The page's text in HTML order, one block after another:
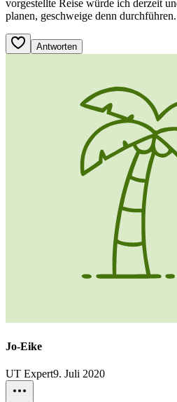
vorgestellte Reise würde ich derzeit
planen, geschweige denn durchführen.
Antworten
Jo-Eike
UT Expert9. Juli 2020